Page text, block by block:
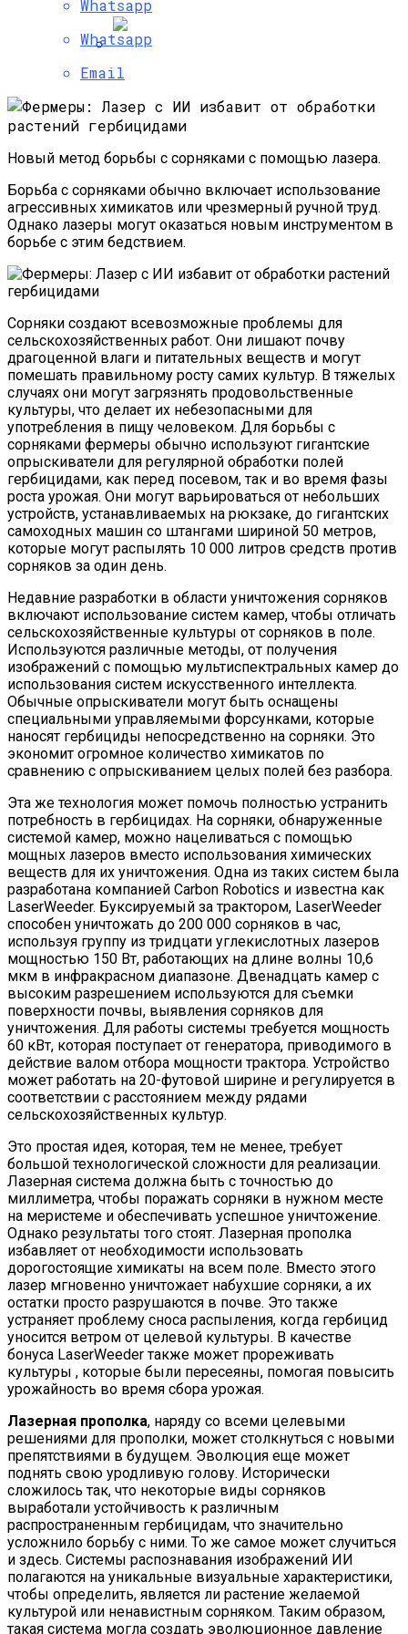
Ученые Доказали, Что Мобильные
Whatsapp
Whatsapp
Email
Новый метод борьбы с сорняками с помощью лазера.
Борьба с сорняками обычно включает использование
агрессивных химикатов или чрезмерный ручной труд.
Однако лазеры могут оказаться новым инструментом в
борьбе с этим бедствием.
Сорняки создают всевозможные проблемы для
сельскохозяйственных работ. Они лишают почву
драгоценной влаги и питательных веществ и могут
помешать правильному росту самих культур. В тяжелых
случаях они могут загрязнять продовольственные
культуры, что делает их небезопасными для
употребления в пищу человеком. Для борьбы с
сорняками фермеры обычно используют гигантские
опрыскиватели для регулярной обработки полей
гербицидами, как перед посевом, так и во время фазы
роста урожая. Они могут варьироваться от небольших
устройств, устанавливаемых на рюкзаке, до гигантских
самоходных машин со штангами шириной 50 метров,
которые могут распылять 10 000 литров средств против
сорняков за один день.
Недавние разработки в области уничтожения сорняков
включают использование систем камер, чтобы отличать
сельскохозяйственные культуры от сорняков в поле.
Используются различные методы, от получения
изображений с помощью мультиспектральных камер до
использования систем искусственного интеллекта.
Обычные опрыскиватели могут быть оснащены
специальными управляемыми форсунками, которые
наносят гербициды непосредственно на сорняки. Это
экономит огромное количество химикатов по
сравнению с опрыскиванием целых полей без разбора.
Эта же технология может помочь полностью устранить
потребность в гербицидах. На сорняки, обнаруженные
системой камер, можно нацеливаться с помощью
мощных лазеров вместо использования химических
веществ для их уничтожения. Одна из таких систем была
разработана компанией Carbon Robotics и известна как
LaserWeeder. Буксируемый за трактором, LaserWeeder
способен уничтожать до 200 000 сорняков в час,
используя группу из тридцати углекислотных лазеров
мощностью 150 Вт, работающих на длине волны 10,6
мкм в инфракрасном диапазоне. Двенадцать камер с
высоким разрешением используются для съемки
поверхности почвы, выявления сорняков для
уничтожения. Для работы системы требуется мощность
60 кВт, которая поступает от генератора, приводимого в
действие валом отбора мощности трактора. Устройство
может работать на 20-футовой ширине и регулируется в
соответствии с расстоянием между рядами
сельскохозяйственных культур.
Это простая идея, которая, тем не менее, требует
большой технологической сложности для реализации.
Лазерная система должна быть с точностью до
миллиметра, чтобы поражать сорняки в нужном месте
на меристеме и обеспечивать успешное уничтожение.
Однако результаты того стоят. Лазерная прополка
избавляет от необходимости использовать
дорогостоящие химикаты на всем поле. Вместо этого
лазер мгновенно уничтожает набухшие сорняки, а их
остатки просто разрушаются в почве. Это также
устраняет проблему сноса распыления, когда гербицид
уносится ветром от целевой культуры. В качестве
бонуса LaserWeeder также может прореживать
культуры , которые были пересеяны, помогая повысить
урожайность во время сбора урожая.
Лазерная прополка, наряду со всеми целевыми
решениями для прополки, может столкнуться с новыми
препятствиями в будущем. Эволюция еще может
поднять свою уродливую голову. Исторически
сложилось так, что некоторые виды сорняков
выработали устойчивость к различным
распространенным гербицидам, что значительно
усложнило борьбу с ними. То же самое может случиться
и здесь. Системы распознавания изображений ИИ
полагаются на уникальные визуальные характеристики,
чтобы определить, является ли растение желаемой
культурой или ненавистным сорняком. Таким образом,
такая система могла создать эволюционное давление